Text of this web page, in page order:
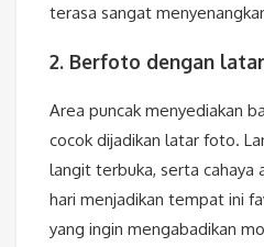
terasa sangat
2. Berfoto dengan
Area puncak menyediakan
cocok dijadikan latar foto.
langit terbuka, serta cahaya
hari menjadikan tempat ini
yang ingin mengabadikan